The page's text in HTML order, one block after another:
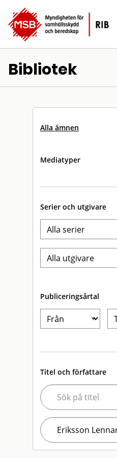
Bibliotek
Alla ämnen
Mediatyper
Serier och utgivare
Publiceringsårtal
Titel och författare